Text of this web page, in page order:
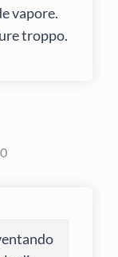
vapore.
troppo.